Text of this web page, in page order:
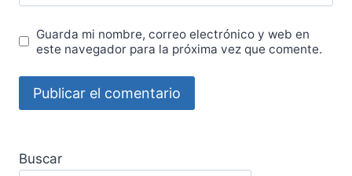
Guarda mi nombre, correo electrónico y web en
este navegador para la próxima vez que comente.
Buscar